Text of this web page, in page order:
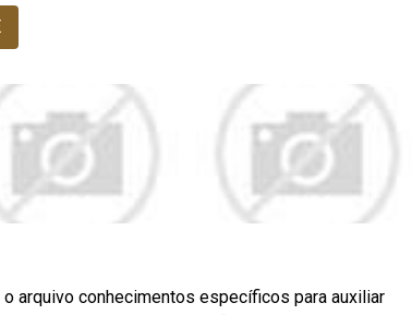
arquivo conhecimentos específicos para auxiliar